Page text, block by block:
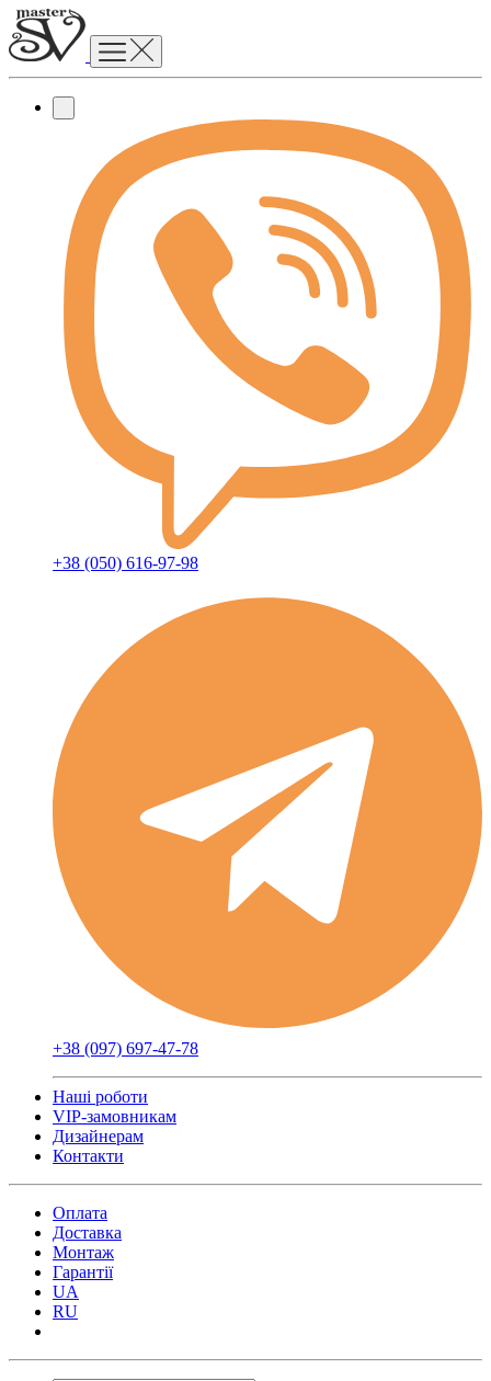
+38 (050) 616-97-98
+38 (097) 697-47-78
Наші роботи
VIP-замовникам
Дизайнерам
Контакти
Оплата
Доставка
Монтаж
Гарантії
UA
RU